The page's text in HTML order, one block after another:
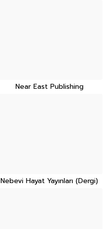
Near East Publishing
Nebevi Hayat Yayınları (Dergi)